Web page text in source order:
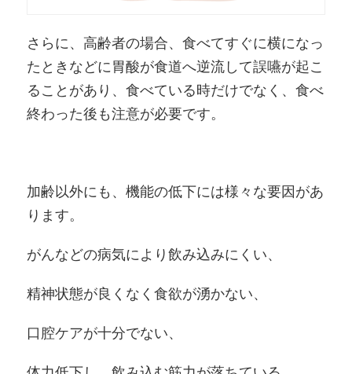
さらに、高齢者の場合、食べてすぐに横になっ
たときなどに胃酸が食道へ逆流して誤嚥が起こ
ることがあり、食べている時だけでなく、食べ
終わった後も注意が必要です。
加齢以外にも、機能の低下には様々な要因があ
ります。
がんなどの病気により飲み込みにくい、
精神状態が良くなく食欲が湧かない、
口腔ケアが十分でない、